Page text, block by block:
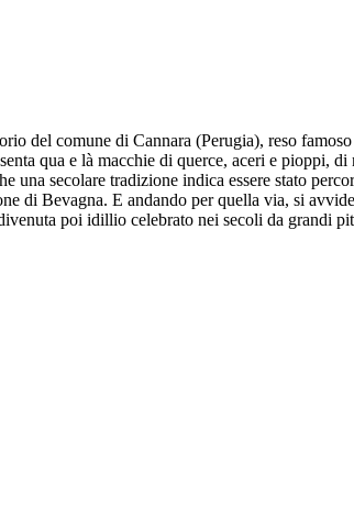
del comune di Cannara (Perugia), reso
qua e là macchie di querce, aceri e pioppi,
secolare tradizione indica essere stato
di Bevagna. E andando per quella via, si
poi idillio celebrato nei secoli da grandi